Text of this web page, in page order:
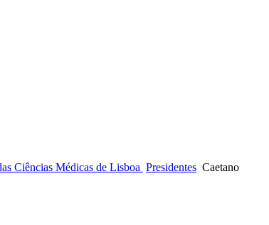
Ciências Médicas de Lisboa Presidentes Caetano